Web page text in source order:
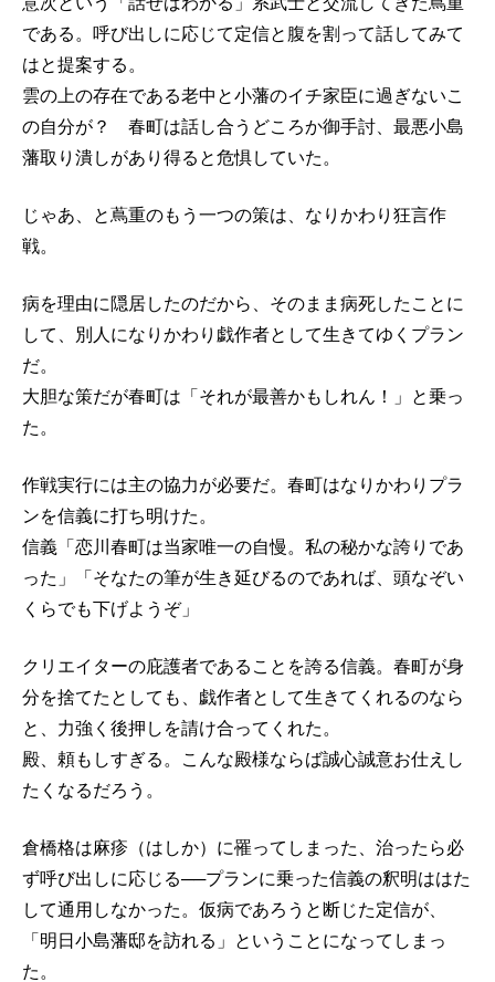
である。呼び出しに応じて定信と腹を割って話してみて
はと提案する。
雲の上の存在である老中と小藩のイチ家臣に過ぎないこ
の自分が？ 春町は話し合うどころか御手討、最悪小島
藩取り潰しがあり得ると危惧していた。
じゃあ、と蔦重のもう一つの策は、なりかわり狂言作
戦。
病を理由に隠居したのだから、そのまま病死したことに
して、別人になりかわり戯作者として生きてゆくプラン
だ。
大胆な策だが春町は「それが最善かもしれん！」と乗っ
た。
作戦実行には主の協力が必要だ。春町はなりかわりプラ
ンを信義に打ち明けた。
信義「恋川春町は当家唯一の自慢。私の秘かな誇りであ
った」「そなたの筆が生き延びるのであれば、頭なぞい
くらでも下げようぞ」
クリエイターの庇護者であることを誇る信義。春町が身
分を捨てたとしても、戯作者として生きてくれるのなら
と、力強く後押しを請け合ってくれた。
殿、頼もしすぎる。こんな殿様ならば誠心誠意お仕えし
たくなるだろう。
倉橋格は麻疹（はしか）に罹ってしまった、治ったら必
ず呼び出しに応じる──プランに乗った信義の釈明ははた
して通用しなかった。仮病であろうと断じた定信が、
「明日小島藩邸を訪れる」ということになってしまっ
た。